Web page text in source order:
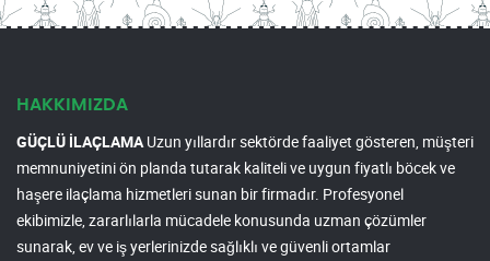
HAKKIMIZDA
GÜÇLÜ İLAÇLAMAUzun yıllardır sektörde faaliyet gösteren, müşteri
memnuniyetini ön planda tutarak kaliteli ve uygun fiyatlı böcek ve
haşere ilaçlama hizmetleri sunan bir firmadır. Profesyonel
ekibimizle, zararlılarla mücadele konusunda uzman çözümler
sunarak, ev ve iş yerlerinizde sağlıklı ve güvenli ortamlar